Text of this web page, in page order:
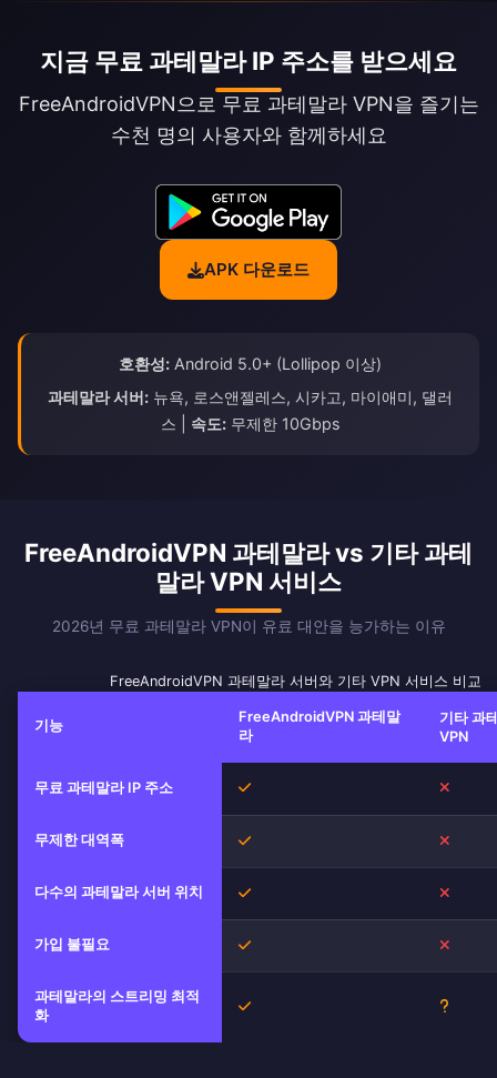
지금 무료 과테말라 IP 주소를 받으세요
FreeAndroidVPN으로 무료 과테말라 VPN을 즐기는
수천 명의 사용자와 함께하세요
APK 다운로드
호환성: Android 5.0+ (Lollipop 이상)
과테말라 서버: 뉴욕, 로스앤젤레스, 시카고, 마이애미, 댈러
스 | 속도:무제한 10Gbps
FreeAndroidVPN 과테말라 vs 기타 과테
말라 VPN 서비스
2026년 무료 과테말라 VPN이 유료 대안을 능가하는 이유
FreeAndroidVPN 과테말라 서버와 기타 VPN 서비스 비교
기능
FreeAndroidVPN 과테말
라
기타 과
VPN
무료 과테말라 IP 주소 예
무제한 대역폭 예
다수의 과테말라 서버 위치 예
가입 불필요 예
과테말라의 스트리밍 최적
화
예